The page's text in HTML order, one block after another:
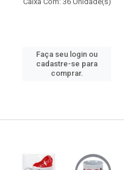
Faça seu login ou
cadastre-se para
comprar.